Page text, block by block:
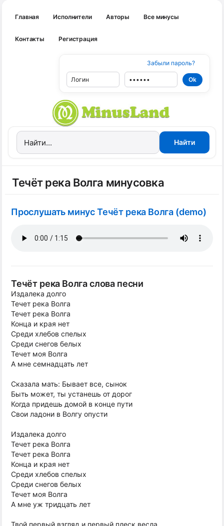
Главная Исполнители Авторы Все минусы
Контакты Регистрация
Забыли пароль?
Течёт река Волга минусовка
Прослушать минус Течёт река Волга (demo)
Течёт река Волга слова песни
Издалека долго
Течет река Волга
Течет река Волга
Конца и края нет
Среди хлебов спелых
Среди снегов белых
Течет моя Волга
А мне семнадцать лет
Сказала мать: Бывает все, сынок
Быть может, ты устанешь от дорог
Когда придешь домой в конце пути
Свои ладони в Волгу опусти
Издалека долго
Течет река Волга
Течет река Волга
Конца и края нет
Среди хлебов спелых
Среди снегов белых
Течет моя Волга
А мне уж тридцать лет
Твой первый взгляд и первый плеск весла